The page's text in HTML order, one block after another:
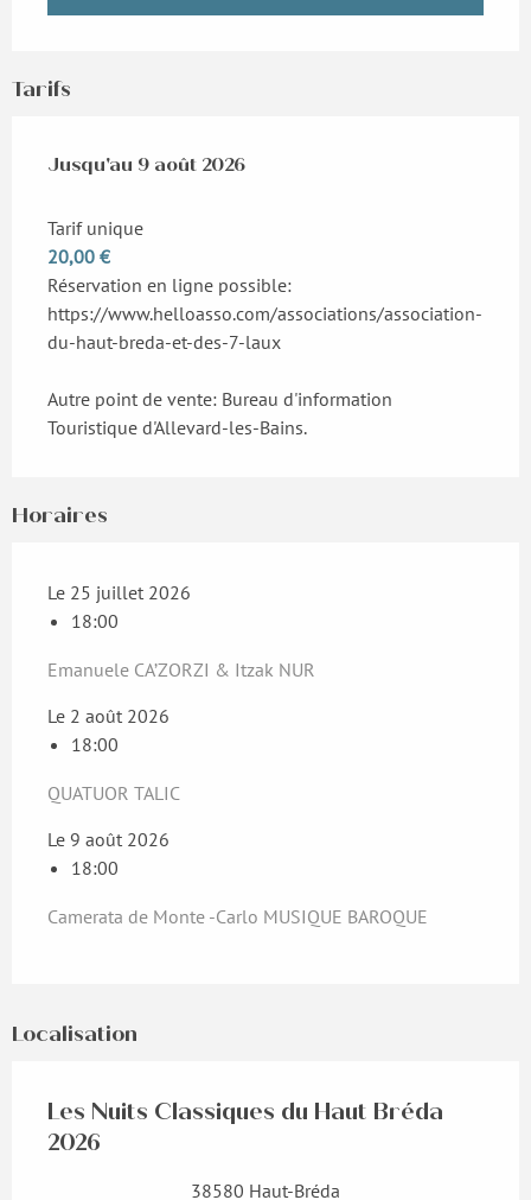
Tarifs
Du25 juillet 2026au9 août 2026
Jusqu'au 9 août 2026
Tarif unique
20,00 €
Réservation en ligne possible:
https://www.helloasso.com/associations/association-
du-haut-breda-et-des-7-laux
Autre point de vente: Bureau d'information
Touristique d'Allevard-les-Bains.
Horaires
Le 25 juillet 2026
18:00
Emanuele CA’ZORZI & Itzak NUR
Le 2 août 2026
18:00
QUATUOR TALIC
Le 9 août 2026
18:00
Camerata de Monte -Carlo MUSIQUE BAROQUE
Localisation
Les Nuits Classiques du Haut Bréda
2026
38580 Haut-Bréda